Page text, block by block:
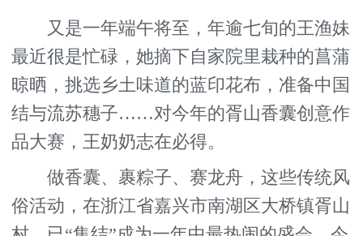
又是一年端午将至，年逾七旬的王渔妹
最近很是忙碌，她摘下自家院里栽种的菖蒲
晾晒，挑选乡土味道的蓝印花布，准备中国
结与流苏穗子……对今年的胥山香囊创意作
品大赛，王奶奶志在必得。
做香囊、裹粽子、赛龙舟，这些传统风
俗活动，在浙江省嘉兴市南湖区大桥镇胥山